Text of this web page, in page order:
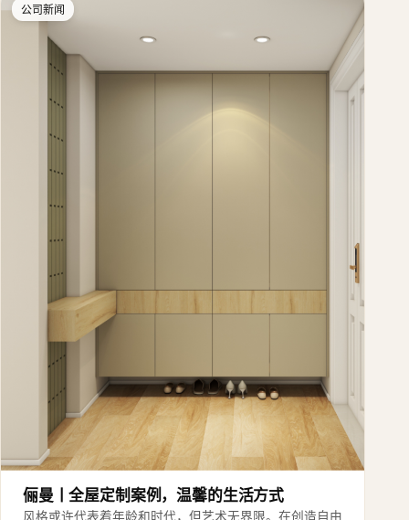
公司新闻
俪曼丨全屋定制案例，温馨的生活方式
风格或许代表着年龄和时代，但艺术无界限。在创造自由